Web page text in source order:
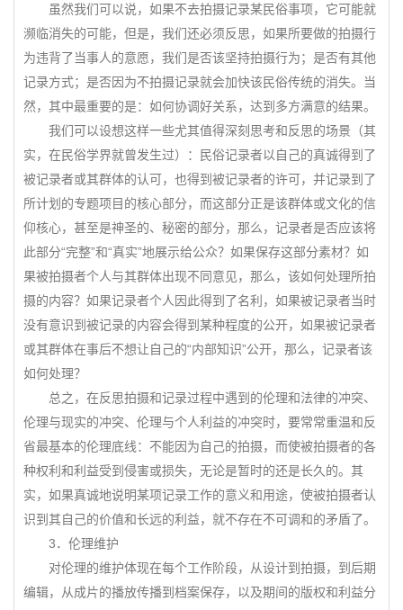
虽然我们可以说，如果不去拍摄记录某民俗事项，它可能就
濒临消失的可能，但是，我们还必须反思，如果所要做的拍摄行
为违背了当事人的意愿，我们是否该坚持拍摄行为；是否有其他
记录方式；是否因为不拍摄记录就会加快该民俗传统的消失。当
然，其中最重要的是：如何协调好关系，达到多方满意的结果。
我们可以设想这样一些尤其值得深刻思考和反思的场景（其
实，在民俗学界就曾发生过）：民俗记录者以自己的真诚得到了
被记录者或其群体的认可，也得到被记录者的许可，并记录到了
所计划的专题项目的核心部分，而这部分正是该群体或文化的信
仰核心，甚至是神圣的、秘密的部分，那么，记录者是否应该将
此部分“完整”和“真实”地展示给公众？如果保存这部分素材？如
果被拍摄者个人与其群体出现不同意见，那么，该如何处理所拍
摄的内容？如果记录者个人因此得到了名利，如果被记录者当时
没有意识到被记录的内容会得到某种程度的公开，如果被记录者
或其群体在事后不想让自己的“内部知识”公开，那么，记录者该
如何处理？
总之，在反思拍摄和记录过程中遇到的伦理和法律的冲突、
伦理与现实的冲突、伦理与个人利益的冲突时，要常常重温和反
省最基本的伦理底线：不能因为自己的拍摄，而使被拍摄者的各
种权利和利益受到侵害或损失，无论是暂时的还是长久的。其
实，如果真诚地说明某项记录工作的意义和用途，使被拍摄者认
识到其自己的价值和长远的利益，就不存在不可调和的矛盾了。
3．伦理维护
对伦理的维护体现在每个工作阶段，从设计到拍摄，到后期
编辑，从成片的播放传播到档案保存，以及期间的版权和利益分